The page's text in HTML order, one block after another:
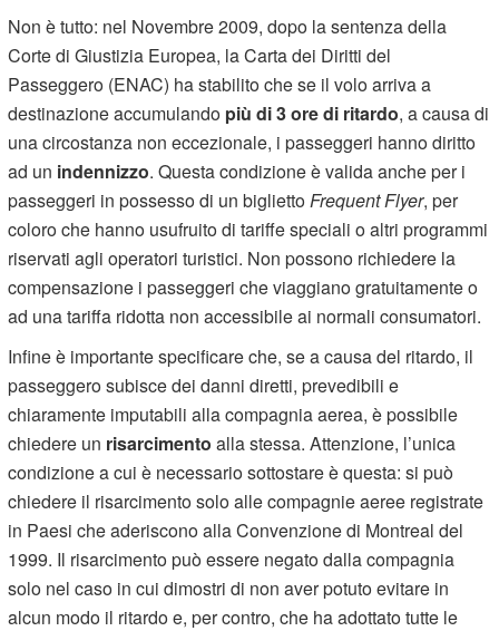
Non è tutto: nel Novembre 2009, dopo la sentenza della
Corte di Giustizia Europea, la Carta dei Diritti del
Passeggero (ENAC) ha stabilito che se il volo arriva a
destinazione accumulando più di 3 ore di ritardo, a causa di
una circostanza non eccezionale, i passeggeri hanno diritto
ad un indennizzo. Questa condizione è valida anche per i
passeggeri in possesso di un biglietto Frequent Flyer, per
coloro che hanno usufruito di tariffe speciali o altri programmi
riservati agli operatori turistici. Non possono richiedere la
compensazione i passeggeri che viaggiano gratuitamente o
ad una tariffa ridotta non accessibile ai normali consumatori.
Infine è importante specificare che, se a causa del ritardo, il
passeggero subisce dei danni diretti, prevedibili e
chiaramente imputabili alla compagnia aerea, è possibile
chiedere un risarcimento alla stessa. Attenzione, l’unica
condizione a cui è necessario sottostare è questa: si può
chiedere il risarcimento solo alle compagnie aeree registrate
in Paesi che aderiscono alla Convenzione di Montreal del
1999. Il risarcimento può essere negato dalla compagnia
solo nel caso in cui dimostri di non aver potuto evitare in
alcun modo il ritardo e, per contro, che ha adottato tutte le